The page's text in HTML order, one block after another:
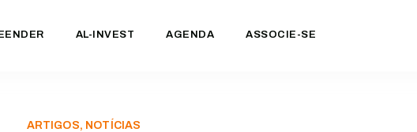
AL-INVEST AGENDA ASSOCIE-SE
ARTIGOS, NOTÍCIAS